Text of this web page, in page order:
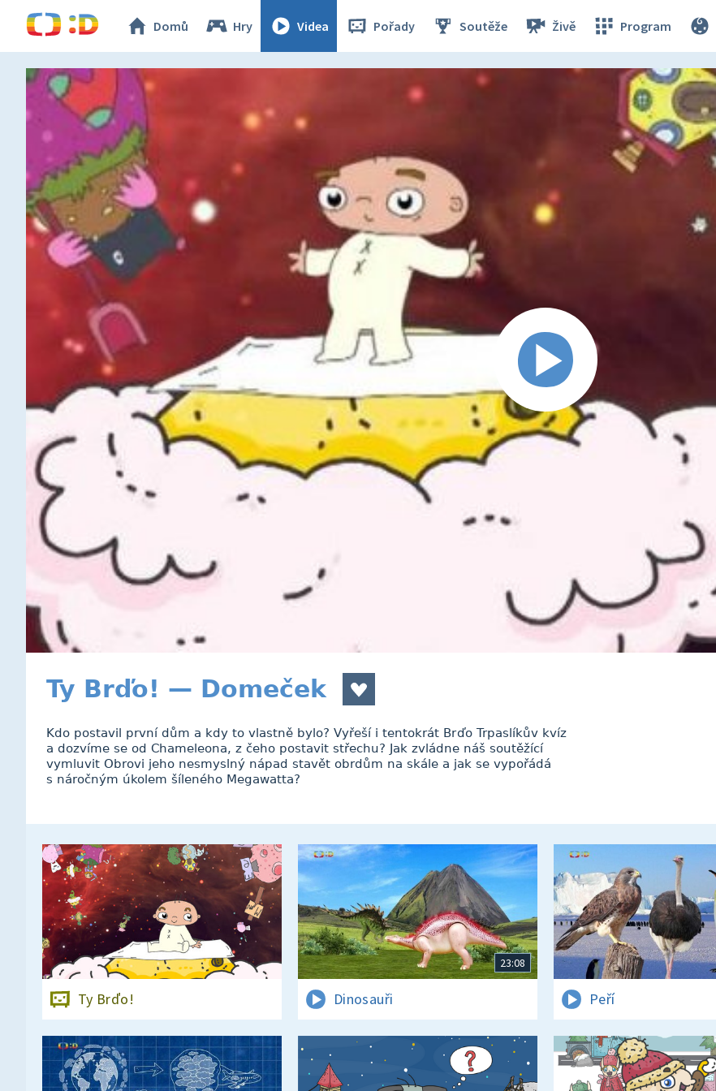
Domů Hry Videa Pořady Soutěže Živě Program
Ty Brďo! — Domeček
Kdo postavil první dům a kdy to vlastně bylo? Vyřeší i tentokrát Brďo Trpaslíkův kvíz
a dozvíme se od Chameleona, z čeho postavit střechu? Jak zvládne náš soutěžící
vymluvit Obrovi jeho nesmyslný nápad stavět obrdům na skále a jak se vypořádá
s náročným úkolem šíleného Megawatta?
Ty Brďo!
23:08
Dinosauři Peří